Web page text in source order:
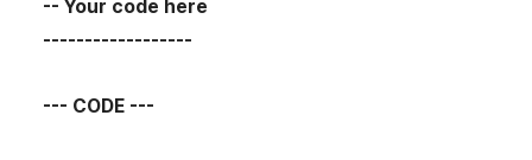
-- Your code here
------------------
--- CODE ---